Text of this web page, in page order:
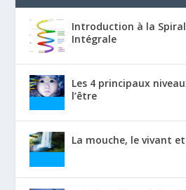
Introduction à la
Intégrale
Les 4 principaux
l’être
La mouche, le vivant